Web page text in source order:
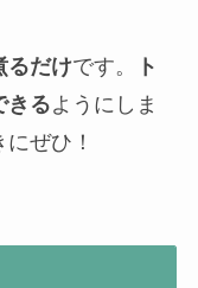
るだけです。
ト
きるようにしま
ぜひ！